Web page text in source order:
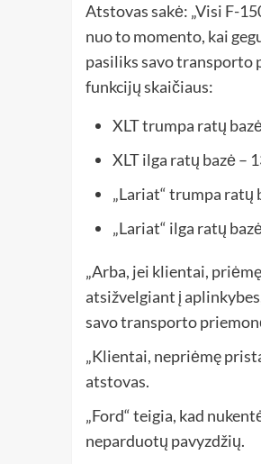
Atstovas sakė: „Visi F-
nuo to momento, kai
pasiliks savo transporto
funkcijų skaičiaus:
XLT trumpa ratų
XLT ilga ratų bazė –
„Lariat“ trumpa ratų
„Lariat“ ilga ratų
„Arba, jei klientai,
atsižvelgiant į
savo transporto
„Klientai, nepriėmę
atstovas.
„Ford“ teigia, kad
neparduotų pavyzdžių.